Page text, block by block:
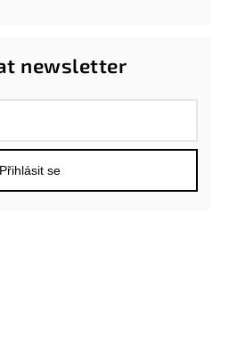
newsletter
Přihlásit se